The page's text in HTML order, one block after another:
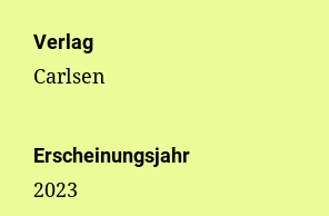
Verlag
Carlsen
Erscheinungsjahr
2023